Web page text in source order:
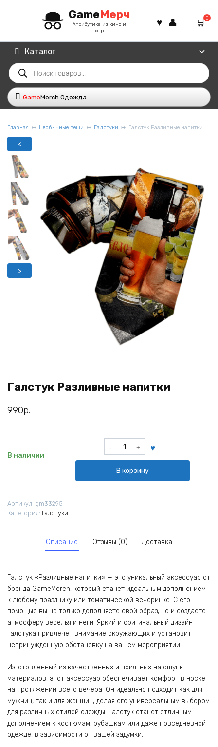
GameМерч
Атрибутика из кино и
игр
0
Каталог
Поиск
товаров
GameMerch Одежда
Главная Необычные вещи Галстуки Галстук Разливные напитки
<
>
Галстук Разливные напитки
990р.
В наличии
Количество
товара
Разливные
напитки
В корзину
Артикул: gm33295
Категория: Галстуки
Описание Отзывы (0) Доставка
Галстук «Разливные напитки» — это уникальный аксессуар от
бренда GameMerch, который станет идеальным дополнением
к любому празднику или тематической вечеринке. С его
помощью вы не только дополняете свой образ, но и создаете
атмосферу веселья и неги. Яркий и оригинальный дизайн
галстука привлечет внимание окружающих и установит
непринужденную обстановку на вашем мероприятии.
Изготовленный из качественных и приятных на ощупь
материалов, этот аксессуар обеспечивает комфорт в носке
на протяжении всего вечера. Он идеально подходит как для
мужчин, так и для женщин, делая его универсальным выбором
для различных стилей одежды. Галстук станет отличным
дополнением к костюмам, рубашкам или даже повседневной
одежде, в зависимости от вашей задумки.